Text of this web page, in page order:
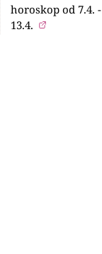
horoskop od 7.4. -
13.4.